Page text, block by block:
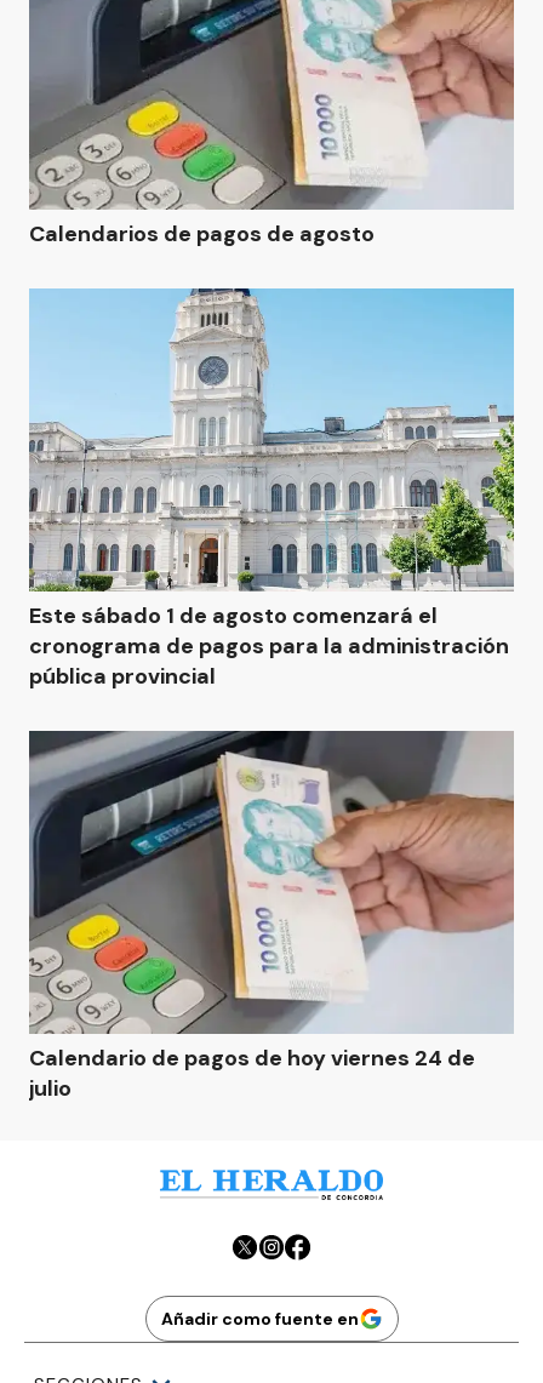
Calendarios de pagos de agosto
Este sábado 1 de agosto comenzará el
cronograma de pagos para la administración
pública provincial
Calendario de pagos de hoy viernes 24 de
julio
Añadir como fuente en